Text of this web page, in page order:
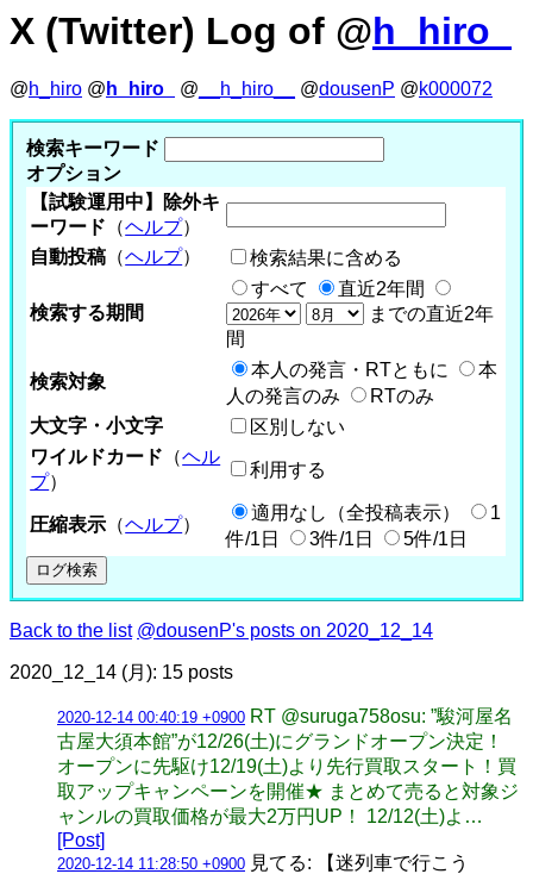
X (Twitter) Log of @h_hiro_
@h_hiro @ h_hiro_ @ __h_hiro__ @dousenP @k000072
検索キーワード
オプション
【試験運用中】除外キ
ーワード （ヘルプ）
自動投稿 （ヘルプ） 検索結果に含める
検索する期間
すべて
直近2年間
までの直近2年
間
検索対象
本人の発言・RTともに
本
人の発言のみ
RTのみ
大文字・小文字
区別しない
ワイルドカード （ヘル
プ）
利用する
圧縮表示 （ヘルプ）
適用なし（全投稿表示）
1
件/1日
3件/1日 5件/1日
Back to the list @dousenP's posts on 2020_12_14
2020_12_14 (月): 15 posts
2020-12-14 00:40:19 +0900 RT @suruga758osu: ”駿河屋名
古屋大須本館”が12/26(土)にグランドオープン決定！
オープンに先駆け12/19(土)より先行買取スタート！買
取アップキャンペーンを開催★ まとめて売ると対象ジ
ャンルの買取価格が最大2万円UP！ 12/12(土)よ…
[Post]
2020-12-14 11:28:50 +0900 見てる: 【迷列車で行こう